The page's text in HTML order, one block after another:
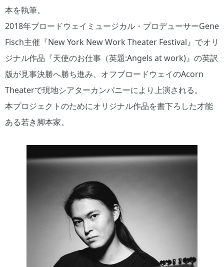
本を執筆。
2018年ブロードウェイミュージカル・プロデューサーGene
Fisch主催『New York New Work Theater Festival』でオリ
ジナル作品『天使のお仕事（英題:Angels at work)』の英訳
版が見事決勝へ勝ち進み、オフブロードウェイのAcorn
Theaterで現地シアターカンパニーにより上演される。
本プロジェクトのためにオリジナル作品を書下ろした才能
ある若き脚本家。